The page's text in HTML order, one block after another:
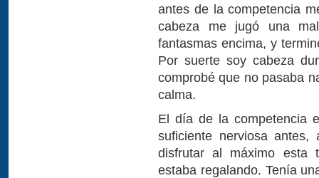
antes de la competencia
cabeza me jugó una
fantasmas encima, y
Por suerte soy cabeza
comprobé que no pasaba
calma.
El día de la competencia
suficiente nerviosa
disfrutar al máximo esta
estaba regalando. Tenía